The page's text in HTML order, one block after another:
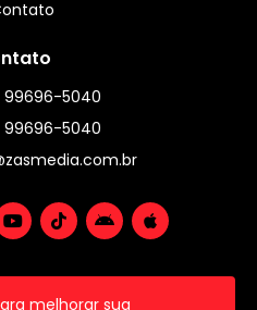
melhorar sua
5040
5040